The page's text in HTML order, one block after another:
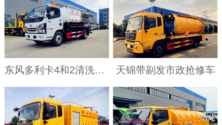
东风多利卡4和2清洗吸污车 天锦带副发市政抢修车